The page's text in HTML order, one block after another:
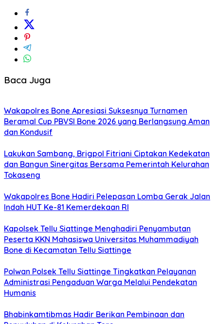
Baca Juga
Wakapolres Bone Apresiasi Suksesnya Turnamen
Beramal Cup PBVSI Bone 2026 yang Berlangsung Aman
dan Kondusif
Lakukan Sambang, Brigpol Fitriani Ciptakan Kedekatan
dan Bangun Sinergitas Bersama Pemerintah Kelurahan
Tokaseng
Wakapolres Bone Hadiri Pelepasan Lomba Gerak Jalan
Indah HUT Ke-81 Kemerdekaan RI
Kapolsek Tellu Siattinge Menghadiri Penyambutan
Peserta KKN Mahasiswa Universitas Muhammadiyah
Bone di Kecamatan Tellu Siattinge
Polwan Polsek Tellu Siattinge Tingkatkan Pelayanan
Administrasi Pengaduan Warga Melalui Pendekatan
Humanis
Bhabinkamtibmas Hadir Berikan Pembinaan dan